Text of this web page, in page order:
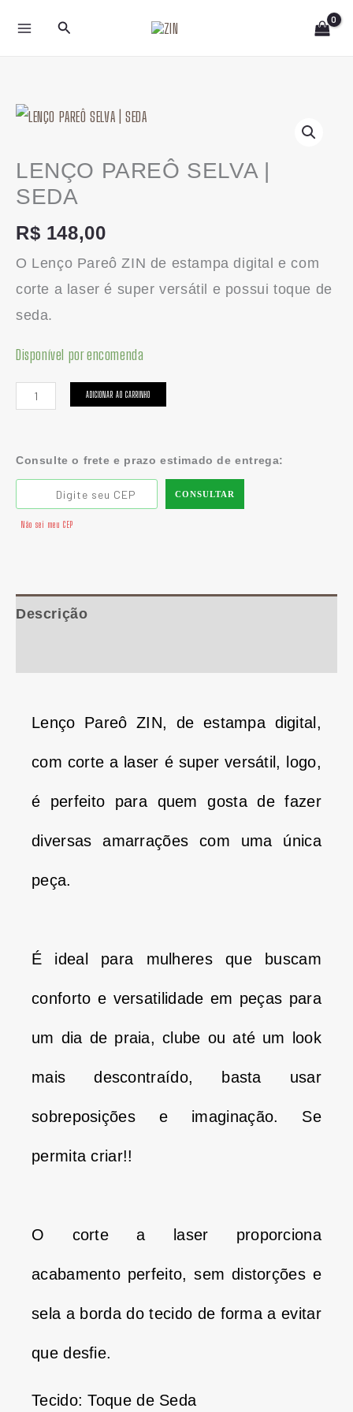
para
Pesquisar
LENÇO PAREÔ SELVA |
SEDA
R$ 148,00
O Lenço Pareô ZIN de estampa digital e com
corte a laser é super versátil e possui toque de
seda.
Disponível por encomenda
LENÇO
SELVA
|
quantidade
ADICIONAR AO CARRINHO
Consulte o frete e prazo estimado de entrega:
CONSULTAR
Não sei meu CEP
Descrição
Lenço Pareô ZIN, de estampa digital,
com corte a laser é super versátil, logo,
é perfeito para quem gosta de fazer
diversas amarrações com uma única
peça.
É ideal para mulheres que buscam
conforto e versatilidade em peças para
um dia de praia, clube ou até um look
mais descontraído, basta usar
sobreposições e imaginação. Se
permita criar!!
O corte a laser proporciona
acabamento perfeito, sem distorções e
sela a borda do tecido de forma a evitar
que desfie.
Tecido: Toque de Seda